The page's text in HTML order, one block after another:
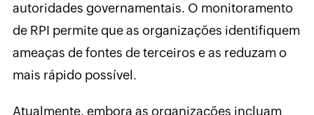
autoridades governamentais. O monitoramento
de RPI permite que as organizações identifiquem
ameaças de fontes de terceiros e as reduzam o
mais rápido possível.
Atualmente, embora as organizações incluam